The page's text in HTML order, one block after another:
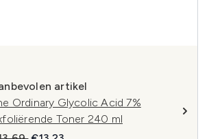
artikel
Ordinary Glycolic Acid 7%
Toner 240 ml